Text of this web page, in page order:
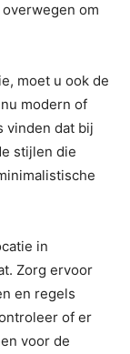
om
moet u ook de
modern of
vinden dat bij
stijlen die
in
Zorg ervoor
en regels
of er
voor de